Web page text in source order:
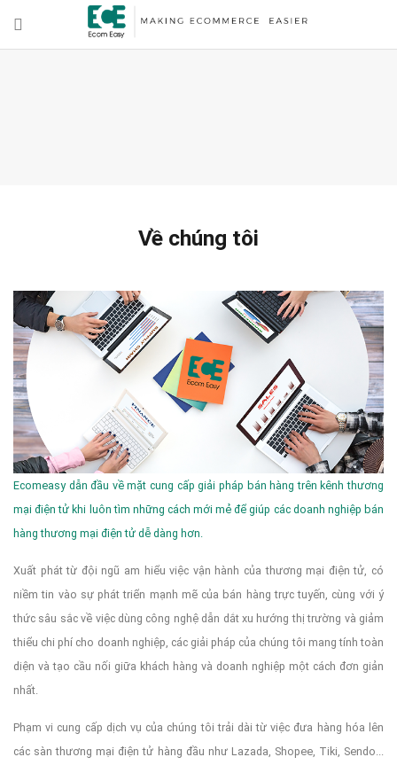
Về chúng tôi
Ecomeasy dẫn đầu về mặt cung cấp giải pháp bán hàng trên kênh thương
mại điện tử khi luôn tìm những cách mới mẻ để giúp các doanh nghiệp bán
hàng thương mại điện tử dễ dàng hơn.
Xuất phát từ đội ngũ am hiểu việc vận hành của thương mại điện tử, có
niềm tin vào sự phát triển mạnh mẽ của bán hàng trực tuyến, cùng với ý
thức sâu sắc về việc dùng công nghệ dẫn dắt xu hướng thị trường và giảm
thiểu chi phí cho doanh nghiệp, các giải pháp của chúng tôi mang tính toàn
diện và tạo cầu nối giữa khách hàng và doanh nghiệp một cách đơn giản
nhất.
Phạm vi cung cấp dịch vụ của chúng tôi trải dài từ việc đưa hàng hóa lên
các sàn thương mại điện tử hàng đầu như Lazada, Shopee, Tiki, Sendo...